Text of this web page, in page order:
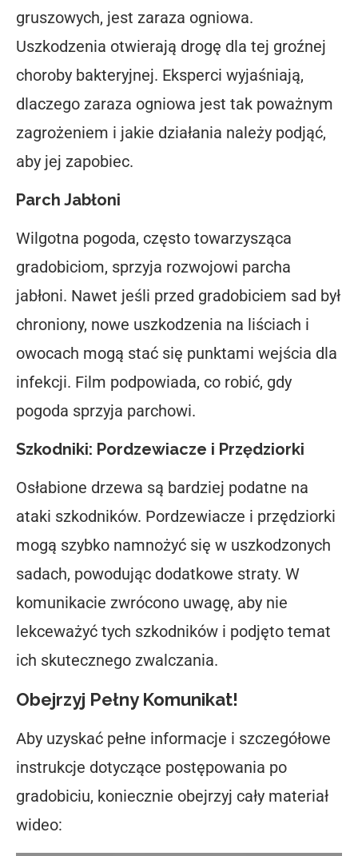
gruszowych, jest zaraza ogniowa.
Uszkodzenia otwierają drogę dla tej groźnej
choroby bakteryjnej. Eksperci wyjaśniają,
dlaczego zaraza ogniowa jest tak poważnym
zagrożeniem i jakie działania należy podjąć,
aby jej zapobiec.
Parch Jabłoni
Wilgotna pogoda, często towarzysząca
gradobiciom, sprzyja rozwojowi parcha
jabłoni. Nawet jeśli przed gradobiciem sad był
chroniony, nowe uszkodzenia na liściach i
owocach mogą stać się punktami wejścia dla
infekcji. Film podpowiada, co robić, gdy
pogoda sprzyja parchowi.
Szkodniki: Pordzewiacze i Przędziorki
Osłabione drzewa są bardziej podatne na
ataki szkodników. Pordzewiacze i przędziorki
mogą szybko namnożyć się w uszkodzonych
sadach, powodując dodatkowe straty. W
komunikacie zwrócono uwagę, aby nie
lekceważyć tych szkodników i podjęto temat
ich skutecznego zwalczania.
Obejrzyj Pełny Komunikat!
Aby uzyskać pełne informacje i szczegółowe
instrukcje dotyczące postępowania po
gradobiciu, koniecznie obejrzyj cały materiał
wideo: